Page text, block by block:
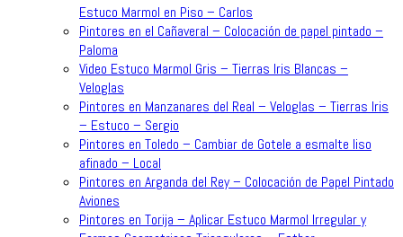
Estuco Marmol en Piso – Carlos
Pintores en el Cañaveral – Colocación de papel pintado –
Paloma
Video Estuco Marmol Gris – Tierras Iris Blancas –
Veloglas
Pintores en Manzanares del Real – Veloglas – Tierras Iris
– Estuco – Sergio
Pintores en Toledo – Cambiar de Gotele a esmalte liso
afinado – Local
Pintores en Arganda del Rey – Colocación de Papel Pintado
Aviones
Pintores en Torija – Aplicar Estuco Marmol Irregular y